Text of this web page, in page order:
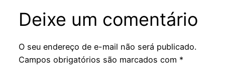
Deixe um comentário
O seu endereço de e-mail não será publicado.
Campos obrigatórios são marcados com *